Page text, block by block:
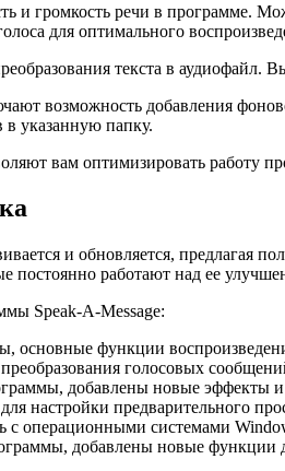
и громкость речи в программе.
для оптимального
текста в
возможность добавления
в указанную папку.
вам оптимизировать работу
и обновляется, предлагая
постоянно работают над ее
Speak-A-Message:
основные функции
голосовых
добавлены новые эффекты
настройки предварительного
с операционными системами
добавлены новые функции